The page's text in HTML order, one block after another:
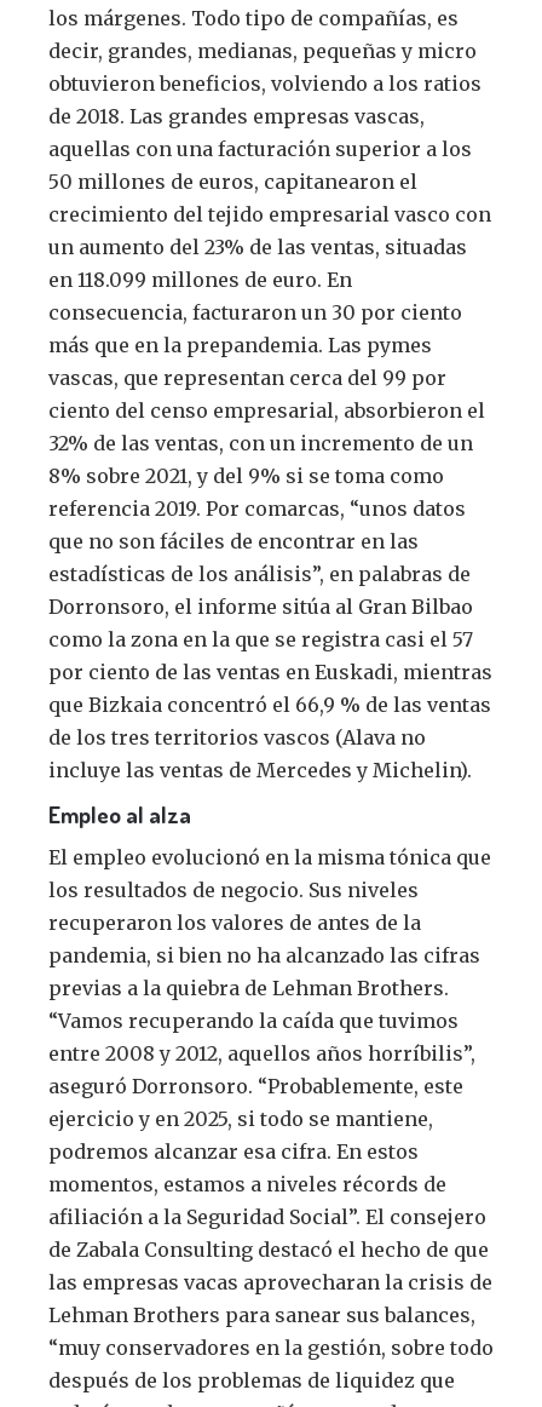
los márgenes. Todo tipo de compañías, es
decir, grandes, medianas, pequeñas y micro
obtuvieron beneficios, volviendo a los ratios
de 2018. Las grandes empresas vascas,
aquellas con una facturación superior a los
50 millones de euros, capitanearon el
crecimiento del tejido empresarial vasco con
un aumento del 23% de las ventas, situadas
en 118.099 millones de euro. En
consecuencia, facturaron un 30 por ciento
más que en la prepandemia. Las pymes
vascas, que representan cerca del 99 por
ciento del censo empresarial, absorbieron el
32% de las ventas, con un incremento de un
8% sobre 2021, y del 9% si se toma como
referencia 2019. Por comarcas, “unos datos
que no son fáciles de encontrar en las
estadísticas de los análisis”, en palabras de
Dorronsoro, el informe sitúa al Gran Bilbao
como la zona en la que se registra casi el 57
por ciento de las ventas en Euskadi, mientras
que Bizkaia concentró el 66,9 % de las ventas
de los tres territorios vascos (Alava no
incluye las ventas de Mercedes y Michelin).
Empleo al alza
El empleo evolucionó en la misma tónica que
los resultados de negocio. Sus niveles
recuperaron los valores de antes de la
pandemia, si bien no ha alcanzado las cifras
previas a la quiebra de Lehman Brothers.
“Vamos recuperando la caída que tuvimos
entre 2008 y 2012, aquellos años horríbilis”,
aseguró Dorronsoro. “Probablemente, este
ejercicio y en 2025, si todo se mantiene,
podremos alcanzar esa cifra. En estos
momentos, estamos a niveles récords de
afiliación a la Seguridad Social”. El consejero
de Zabala Consulting destacó el hecho de que
las empresas vacas aprovecharan la crisis de
Lehman Brothers para sanear sus balances,
“muy conservadores en la gestión, sobre todo
después de los problemas de liquidez que